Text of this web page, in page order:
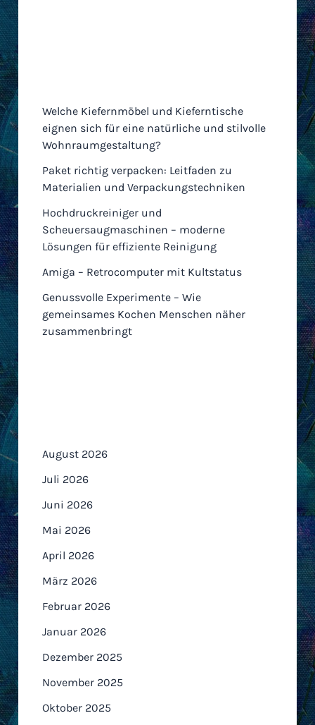
Welche Kiefernmöbel und Kieferntische
eignen sich für eine natürliche und stilvolle
Wohnraumgestaltung?
Paket richtig verpacken: Leitfaden zu
Materialien und Verpackungstechniken
Hochdruckreiniger und
Scheuersaugmaschinen – moderne
Lösungen für effiziente Reinigung
Amiga – Retrocomputer mit Kultstatus
Genussvolle Experimente – Wie
gemeinsames Kochen Menschen näher
zusammenbringt
August 2026
Juli 2026
Juni 2026
Mai 2026
April 2026
März 2026
Februar 2026
Januar 2026
Dezember 2025
November 2025
Oktober 2025